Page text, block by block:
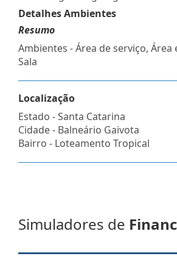
Detalhes Ambientes
Resumo
Ambientes - Área de serviço, Área
Sala
Localização
Estado -Santa Catarina
Cidade - Balneário Gaivota
Bairro - Loteamento Tropical
Simuladores de